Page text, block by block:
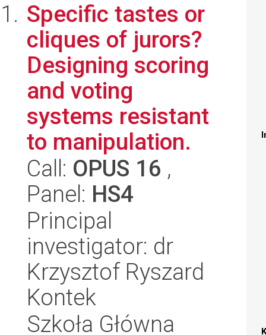
Specific tastes or
cliques of jurors?
Designing scoring
and voting
systems resistant
to manipulation.
Call: OPUS 16 ,
Panel: HS4
Principal
investigator: dr
Krzysztof Ryszard
Kontek
Szkoła Główna